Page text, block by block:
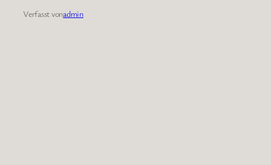
Verfasst vonadmin